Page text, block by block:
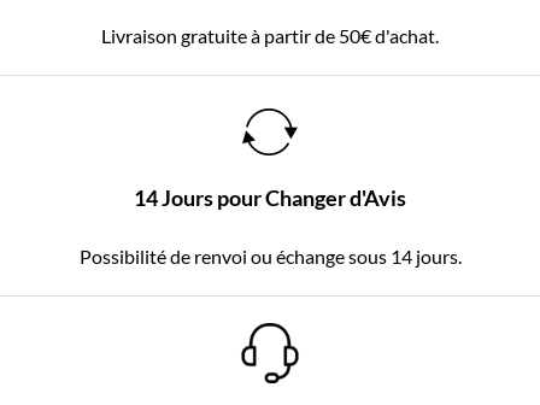
Livraison gratuite à partir de 50€ d'achat.
14 Jours pour Changer d'Avis
Possibilité de renvoi ou échange sous 14 jours.